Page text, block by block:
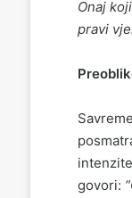
Onaj
pravi
govori: